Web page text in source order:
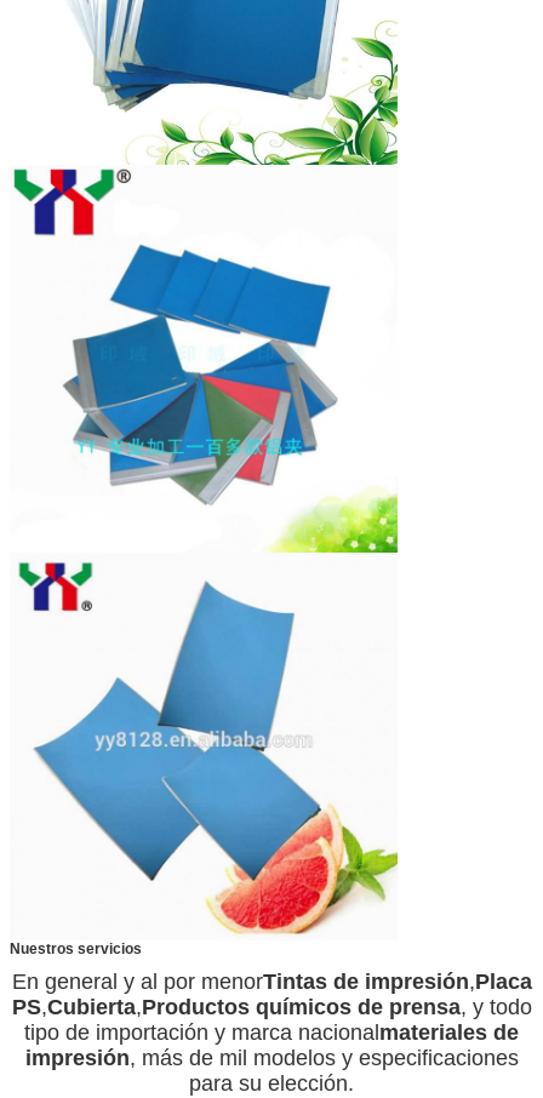
Nuestros servicios
En general y al por menorTintas de impresión,Placa
PS,Cubierta,Productos químicos de prensa, y todo
tipo de importación y marca nacionalmateriales de
impresión, más de mil modelos y especificaciones
para su elección.